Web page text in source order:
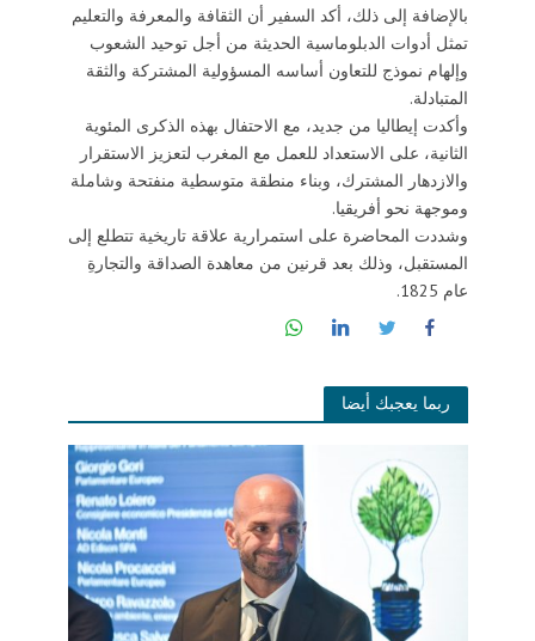
بالإضافة إلى ذلك، أكد السفير أن الثقافة والمعرفة والتعليم
تمثل أدوات الدبلوماسية الحديثة من أجل توحيد الشعوب
وإلهام نموذج للتعاون أساسه المسؤولية المشتركة والثقة
المتبادلة.
وأكدت إيطاليا من جديد، مع الاحتفال بهذه الذكرى المئوية
الثانية، على الاستعداد للعمل مع المغرب لتعزيز الاستقرار
والازدهار المشترك، وبناء منطقة متوسطية منفتحة وشاملة
وموجهة نحو أفريقيا.
وشددت المحاضرة على استمرارية علاقة تاريخية تتطلع إلى
المستقبل، وذلك بعد قرنين من معاهدة الصداقة والتجارةِ
عام 1825.
ربما يعجبك أيضا